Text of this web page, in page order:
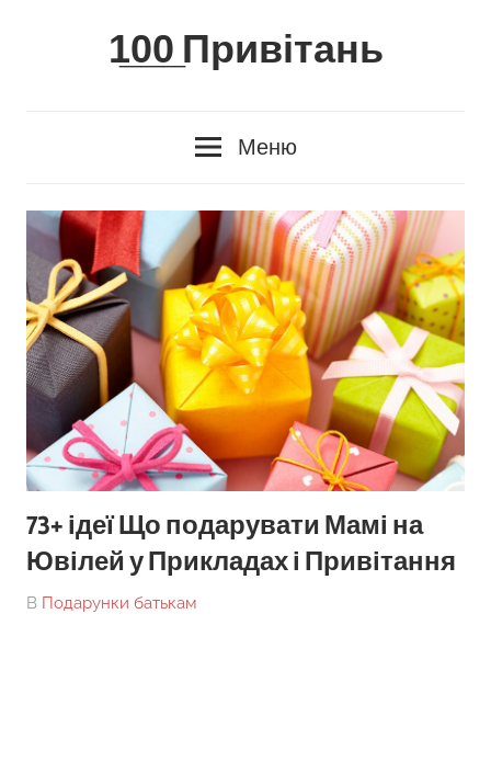
1̲0̲0̲ Привітань
Меню
73+ ідеї Що подарувати Мамі на
Ювілей у Прикладах і Привітання
On
By
В Подарунки батькам